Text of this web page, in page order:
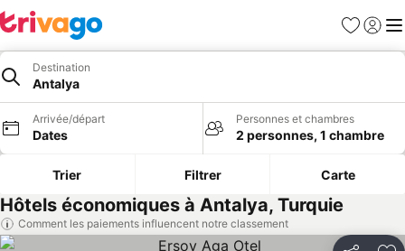
Favoris
Se
Destination
Antalya
Arrivée/départ
Dates
Personnes et chambres
2 personnes, 1 chambre
Trier Filtrer Carte
Hôtels économiques à Antalya, Turquie
Comment les paiements influencent notre classement